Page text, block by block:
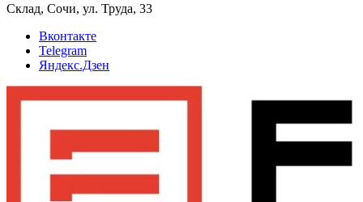
Склад, Сочи, ул. Труда, 33
Вконтакте
Telegram
Яндекс.Дзен